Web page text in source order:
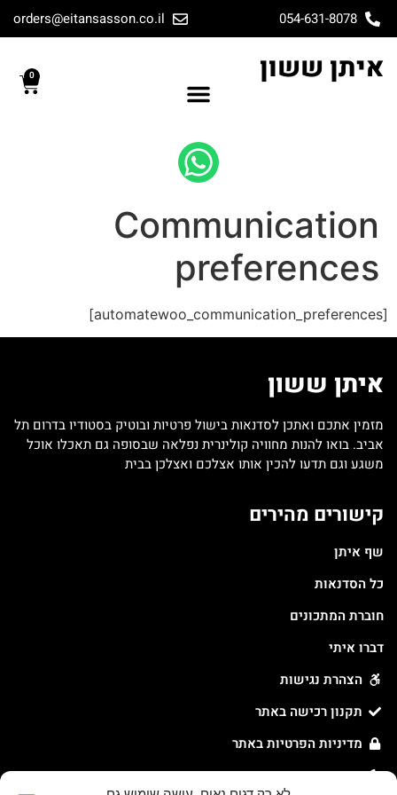
054-631-8078
orders@eitansasson.co.il
איתן ששון 0
Communication
preferences
[automatewoo_communication_preferences]
איתן ששון
מזמין אתכם ואתכן לסדנאות בישול פרטיות ובוטיק בסטודיו בדרום תל
אביב. בואו להנות מחוויה קולינרית נפלאה שבסופה גם תאכלו אוכל
משגע וגם תדעו להכין אותו אצלכם ואצלכן בבית
קישורים מהירים
שף איתן
כל הסדנאות
חוברת המתכונים
דברו איתי
הצהרת נגישות
תקנון רכישה באתר
מדיניות הפרטיות באתר
מדיניות עוגיות באתר